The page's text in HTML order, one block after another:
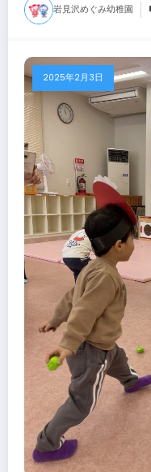
岩見沢めぐみ幼稚園
2025年2月3日